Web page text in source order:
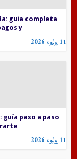
guía completa
y...
11 يوليو، 2026
guía paso a paso
11 يوليو، 2026